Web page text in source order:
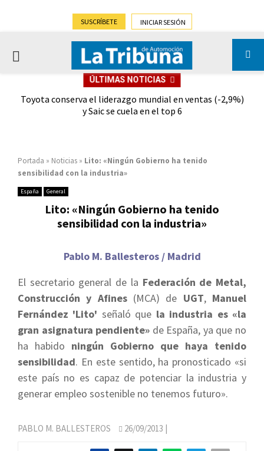
SUSCRÍBETE INICIAR SESIÓN
PRIMARY
ÚLTIMAS NOTICIAS
Toyota conserva el liderazgo mundial en ventas (-2,9%)
y Saic se cuela en el top 6
Portada » Noticias » Lito: «Ningún Gobierno ha tenido
sensibilidad con la industria»
España General
Lito: «Ningún Gobierno ha tenido
sensibilidad con la industria»
Pablo M. Ballesteros / Madrid
El secretario general de la Federación de Metal,
Construcción y Afines(MCA) de UGT, Manuel
Fernández 'Lito' señaló que la industria es «la
gran asignatura pendiente» de España, ya que no
ha habido ningún Gobierno que haya tenido
sensibilidad. En este sentido, ha pronosticado «si
este país no es capaz de potenciar la industria y
generar empleo sostenible no tenemos futuro».
PABLO M. BALLESTEROS 26/09/2013 |